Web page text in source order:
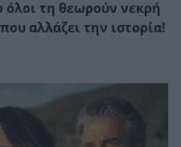
όλοι τη θεωρούν νεκρή
αλλάζει την ιστορία!